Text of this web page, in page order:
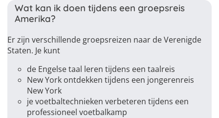
Wat kan ik doen tijdens een groepsreis
Amerika?
Er zijn verschillende groepsreizen naar de Verenigde
Staten. Je kunt
de Engelse taal leren tijdens een taalreis
New York ontdekken tijdens een jongerenreis
New York
je voetbaltechnieken verbeteren tijdens een
professioneel voetbalkamp